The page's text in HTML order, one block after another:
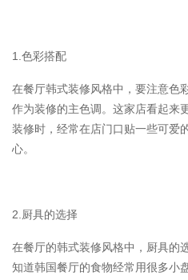
1.色彩搭配
在餐厅韩式装修风格中，要注意色
作为装修的主色调。这家店看起来
装修时，经常在店门口贴一些可爱
心。
2.厨具的选择
在餐厅的韩式装修风格中，厨具的
知道韩国餐厅的食物经常用很多小